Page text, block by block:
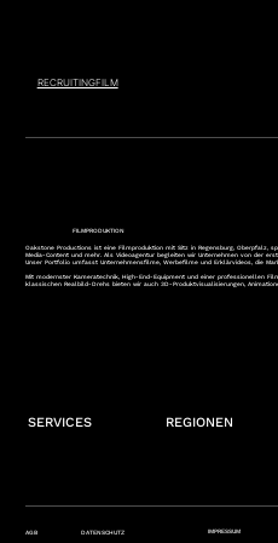
RECRUITINGFILM
FILMPRODUKTION
SERVICES REGIONEN
Oakstone Productions ist eine Filmproduktion mit Sitz in Regensburg, Oberpfalz,
Media-Content und mehr. Als Videoagentur begleiten wir Unternehmen von der
Unser Portfolio umfasst Unternehmensfilme, Werbefilme und Erklärvideos, die
Mit modernster Kameratechnik, High-End-Equipment und einer professionellen
klassischen Realbild-Drehs bieten wir auch 3D-Produktvisualisierungen,
AGB DATENSCHUTZ IMPRESSUM